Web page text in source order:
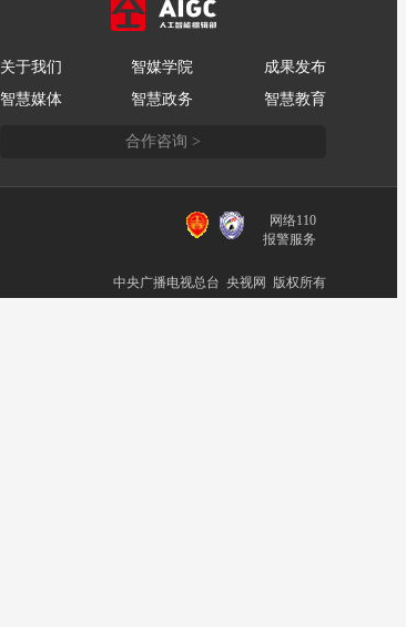
关于我们 智媒学院
成果发布
智慧媒体
智慧政务 智慧教育
合作咨询 >
网络110
报警服务
中央广播电视总台 央视网 版权所有